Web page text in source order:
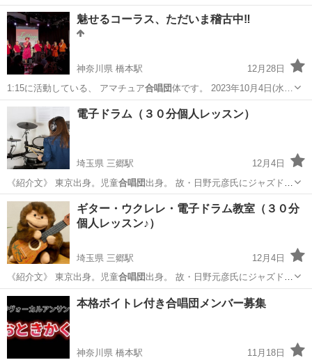
楽… oicesアカペラ合唱団 】 一緒に歌… う思いからアカペラ合唱団を
立ち上げました！…
兵庫 尼崎市 その他
魅せるコーラス、ただいま稽古中‼️
神奈川県 橋本駅
12月28日
1:15に活動している、 アマチュア合唱団 体です。 2023年10月4日(水…
神奈川 相模原市 橋本駅 コーラス
電子ドラム（３０分個人レッスン）
埼玉県 三郷駅
12月4日
《紹介文》 東京出身。児童合唱団出身。 故・日野元彦氏にジャズドラ
ム…
埼玉 三郷市 三郷駅 ドラム マンツーマン
ギター・ウクレレ・電子ドラム教室（３０分
個人レッスン♪）
埼玉県 三郷駅
12月4日
《紹介文》 東京出身。児童合唱団 出身。 故・日野元彦氏にジャズドラ
ム…
埼玉 三郷市 三郷駅 ウクレレ クラス
本格ボイトレ付き合唱団メンバー募集
神奈川県 橋本駅
11月18日